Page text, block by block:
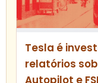
Tesla é
relatórios
Autopilot e